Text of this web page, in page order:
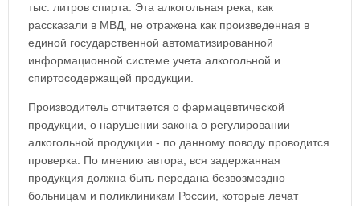
тыс. литров спирта. Эта алкогольная река, как
рассказали в МВД, не отражена как произведенная в
единой государственной автоматизированной
информационной системе учета алкогольной и
спиртосодержащей продукции.
Производитель отчитается о фармацевтической
продукции, о нарушении закона о регулировании
алкогольной продукции - по данному поводу проводится
проверка. По мнению автора, вся задержанная
продукция должна быть передана безвозмездно
больницам и поликлиникам России, которые лечат